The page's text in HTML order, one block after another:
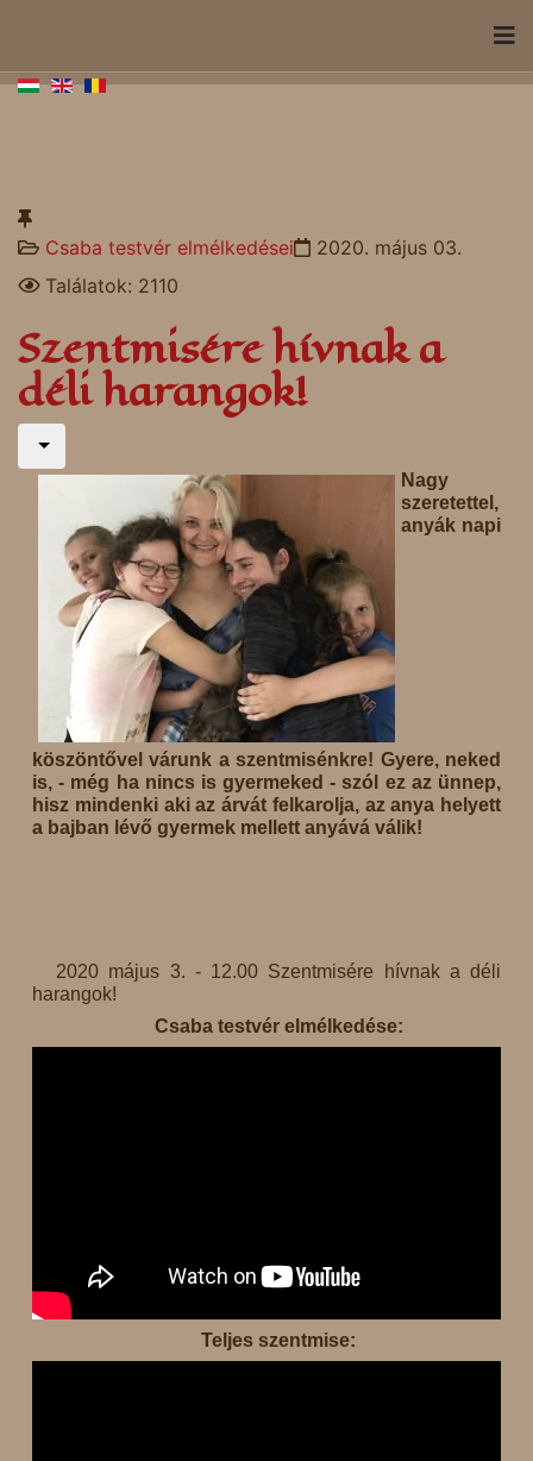
Csaba testvér elmélkedései
2020. május 03.
Találatok: 2110
Szentmisére hívnak a
déli harangok!
Nagy
szeretettel,
anyák napi
köszöntővel várunk a szentmisénkre! Gyere, neked
is, - még ha nincs is gyermeked - szól ez az ünnep,
hisz mindenki aki az árvát felkarolja, az anya helyett
a bajban lévő gyermek mellett anyává válik!
2020 május 3. - 12.00 Szentmisére hívnak a déli
harangok!
Csaba testvér elmélkedése:
Teljes szentmise: